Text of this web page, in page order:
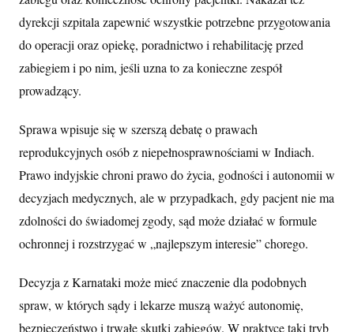
dyrekcji szpitala zapewnić wszystkie potrzebne przygotowania
do operacji oraz opiekę, poradnictwo i rehabilitację przed
zabiegiem i po nim, jeśli uzna to za konieczne zespół
prowadzący.
Sprawa wpisuje się w szerszą debatę o prawach
reprodukcyjnych osób z niepełnosprawnościami w Indiach.
Prawo indyjskie chroni prawo do życia, godności i autonomii w
decyzjach medycznych, ale w przypadkach, gdy pacjent nie ma
zdolności do świadomej zgody, sąd może działać w formule
ochronnej i rozstrzygać w „najlepszym interesie” chorego.
Decyzja z Karnataki może mieć znaczenie dla podobnych
spraw, w których sądy i lekarze muszą ważyć autonomię,
bezpieczeństwo i trwałe skutki zabiegów. W praktyce taki tryb